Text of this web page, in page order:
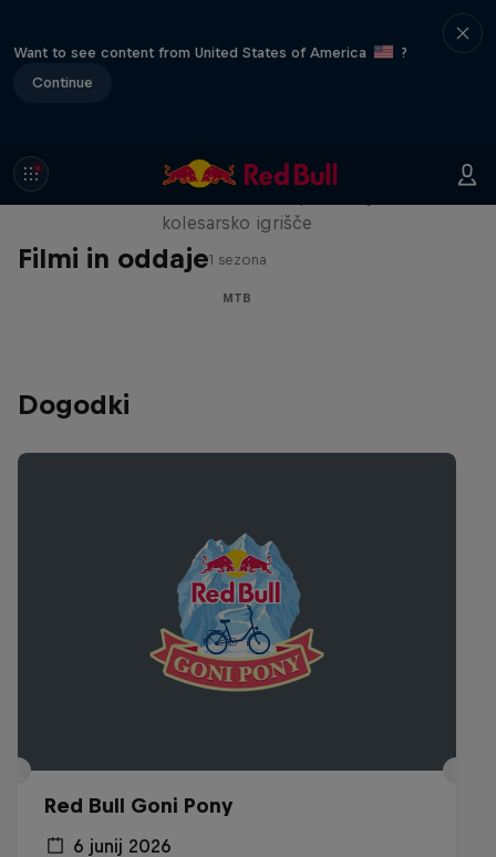
Want to see content from United States of America
?
Continue
Filmi in oddaje
San Francisco
kolesarsko igrišče
1 sezona
MTB
Dogodki
Red Bull Goni Pony
6 junij 2026